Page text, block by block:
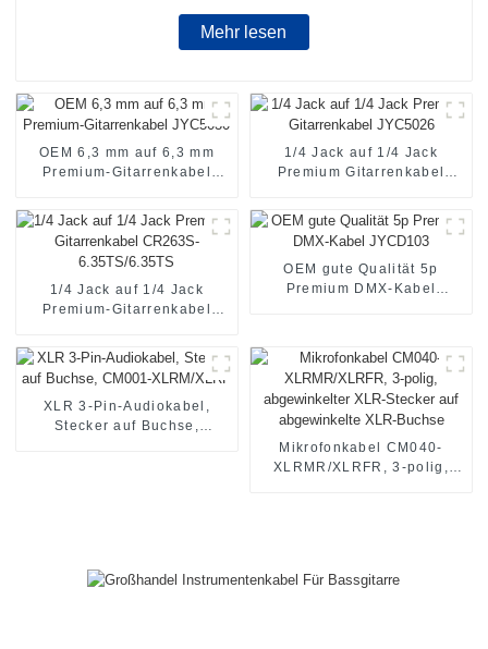
Mehr lesen
OEM 6,3 mm auf 6,3 mm
Premium-Gitarrenkabel
1/4 Jack auf 1/4 Jack
Premium Gitarrenkabel
1/4 Jack auf 1/4 Jack
Premium-Gitarrenkabel
OEM gute Qualität 5p
Premium DMX-Kabel
XLR 3-Pin-Audiokabel,
Stecker auf Buchse,
Mikrofonkabel CM040-
XLRMR/XLRFR, 3-polig,